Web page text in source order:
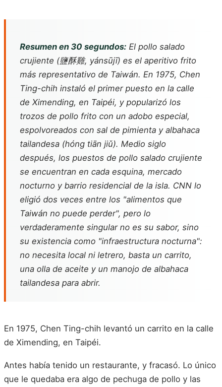
Resumen en 30 segundos: El pollo salado
crujiente (鹽酥雞, yánsūjī) es el aperitivo frito
más representativo de Taiwán. En 1975, Chen
Ting-chih instaló el primer puesto en la calle
de Ximending, en Taipéi, y popularizó los
trozos de pollo frito con un adobo especial,
espolvoreados con sal de pimienta y albahaca
tailandesa (hóng tiān jiǔ). Medio siglo
después, los puestos de pollo salado crujiente
se encuentran en cada esquina, mercado
nocturno y barrio residencial de la isla. CNN lo
eligió dos veces entre los "alimentos que
Taiwán no puede perder", pero lo
verdaderamente singular no es su sabor, sino
su existencia como "infraestructura nocturna":
no necesita local ni letrero, basta un carrito,
una olla de aceite y un manojo de albahaca
tailandesa para abrir.
En 1975, Chen Ting-chih levantó un carrito en la calle
de Ximending, en Taipéi.
Antes había tenido un restaurante, y fracasó. Lo único
que le quedaba era algo de pechuga de pollo y las